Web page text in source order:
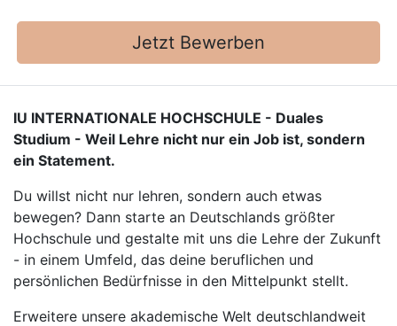
Jetzt Bewerben
IU INTERNATIONALE HOCHSCHULE - Duales
Studium - Weil Lehre nicht nur ein Job ist, sondern
ein Statement.
Du willst nicht nur lehren, sondern auch etwas
bewegen? Dann starte an Deutschlands größter
Hochschule und gestalte mit uns die Lehre der Zukunft
- in einem Umfeld, das deine beruflichen und
persönlichen Bedürfnisse in den Mittelpunkt stellt.
Erweitere unsere akademische Welt deutschlandweit